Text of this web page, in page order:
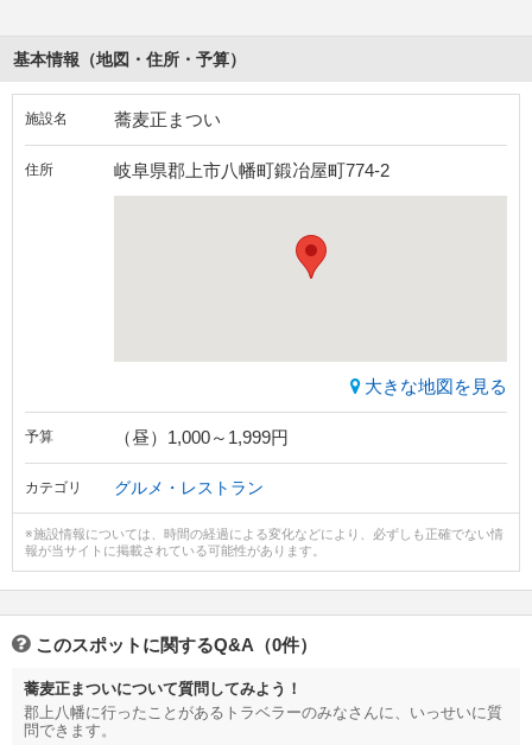
基本情報（地図・住所・予算）
施設名 蕎麦正まつい
住所 岐阜県郡上市八幡町鍛冶屋町774-2
大きな地図を見る
予算 （昼）1,000～1,999円
カテゴリ グルメ・レストラン
※施設情報については、時間の経過による変化などにより、必ずしも正確でない情
報が当サイトに掲載されている可能性があります。
このスポットに関するQ&A（0件）
蕎麦正まついについて質問してみよう！
郡上八幡に行ったことがあるトラベラーのみなさんに、いっせいに質
問できます。